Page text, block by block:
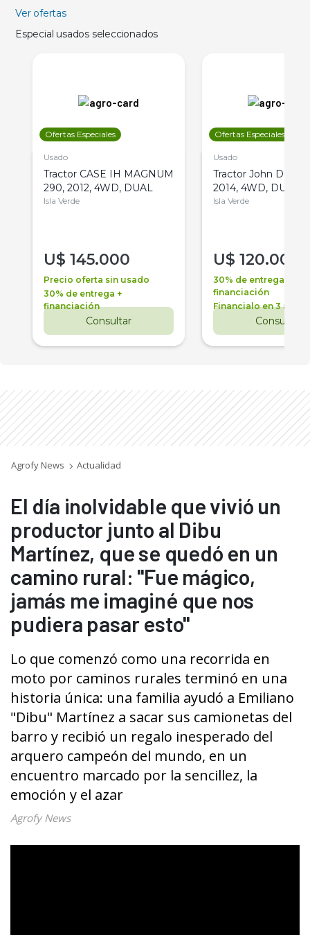
Ver ofertas
Especial usados seleccionados
Ofertas Especiales
Usado
Tractor CASE IH MAGNUM
290, 2012, 4WD, DUAL
Isla Verde
U$ 145.000
Precio oferta sin usado
30% de entrega +
financiación
Consultar
Ofertas Especiales
Usado
Tractor John Deere
2014, 4WD, DUAL
Isla Verde
U$ 120.000
30% de entrega +
financiación
Financialo en 3 años
Consultar
Agrofy News Actualidad
El día inolvidable que vivió un
productor junto al Dibu
Martínez, que se quedó en un
camino rural: "Fue mágico,
jamás me imaginé que nos
pudiera pasar esto"
Lo que comenzó como una recorrida en
moto por caminos rurales terminó en una
historia única: una familia ayudó a Emiliano
"Dibu" Martínez a sacar sus camionetas del
barro y recibió un regalo inesperado del
arquero campeón del mundo, en un
encuentro marcado por la sencillez, la
emoción y el azar
Agrofy News